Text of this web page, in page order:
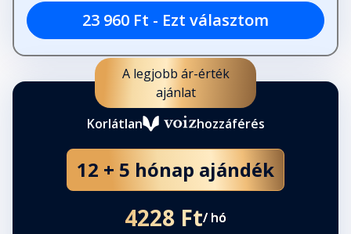
23 960 Ft - Ezt választom
A legjobb ár-érték
ajánlat
Korlátlan
hozzáférés
12 + 5 hónap ajándék
4228 Ft/ hó